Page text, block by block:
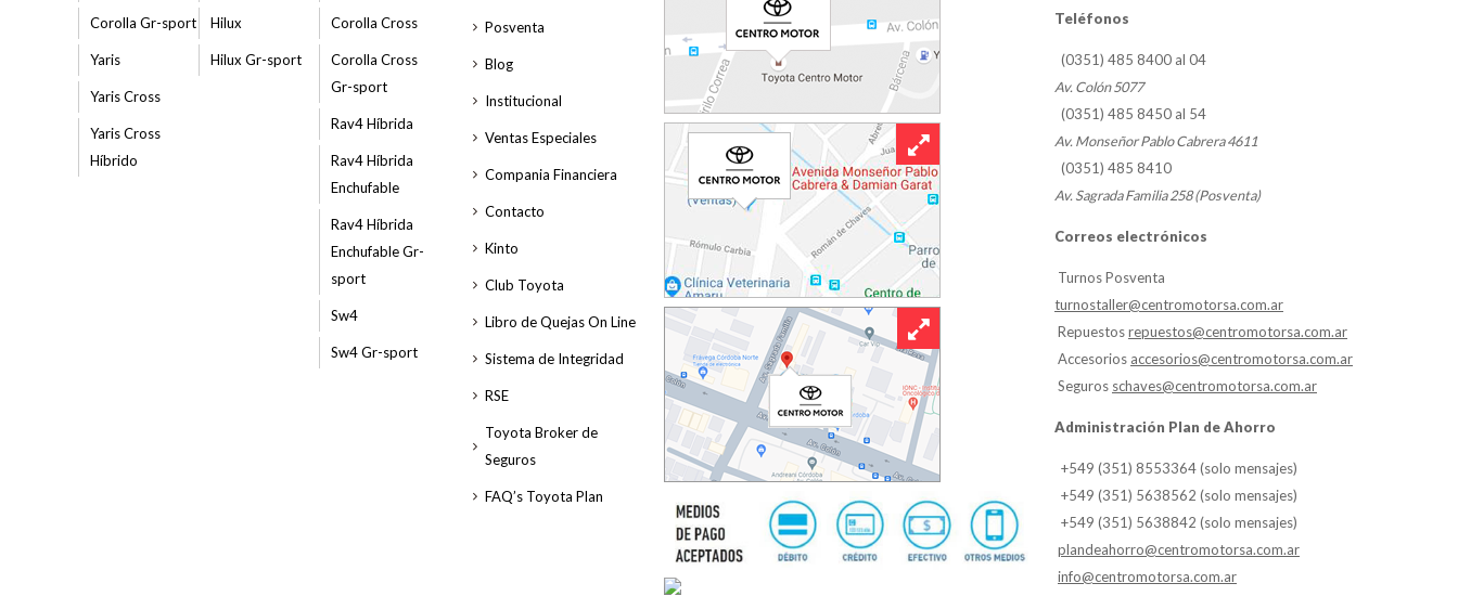
Corolla Gr-sport
Yaris
Yaris Cross
Yaris Cross
Híbrido
Hilux
Hilux Gr-sport
Corolla Cross
Corolla Cross
Gr-sport
Rav4 Híbrida
Rav4 Híbrida
Enchufable
Rav4 Híbrida
Enchufable Gr-
sport
Sw4
Sw4 Gr-sport
Posventa
Blog
Institucional
Ventas Especiales
Compania Financiera
Contacto
Kinto
Club Toyota
Libro de Quejas On Line
Sistema de Integridad
RSE
Toyota Broker de
Seguros
FAQ’s Toyota Plan
Teléfonos
(0351) 485 8400 al 04
Av. Colón 5077
(0351) 485 8450 al 54
Av. Monseñor Pablo Cabrera 4611
(0351) 485 8410
Av. Sagrada Familia 258 (Posventa)
Correos electrónicos
Turnos Posventa
turnostaller@centromotorsa.com.ar
Repuestosrepuestos@centromotorsa.com.ar
Accesorios accesorios@centromotorsa.com.ar
Seguros schaves@centromotorsa.com.ar
Administración Plan de Ahorro
+549 (351) 8553364 (solo mensajes)
+549 (351) 5638562 (solo mensajes)
+549 (351) 5638842 (solo mensajes)
plandeahorro@centromotorsa.com.ar
info@centromotorsa.com.ar